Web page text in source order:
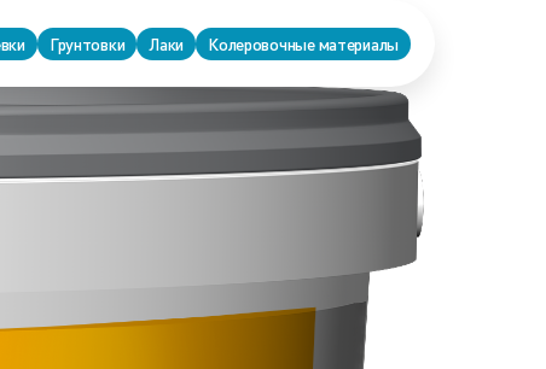
Грунтовки Лаки Колеровочные материалы